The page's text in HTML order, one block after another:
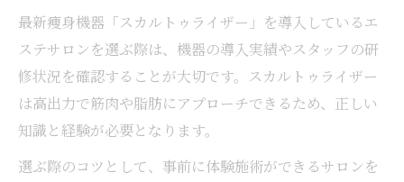
最新痩身機器「スカルトゥライザー」を導入しているエ
ステサロンを選ぶ際は、機器の導入実績やスタッフの研
修状況を確認することが大切です。スカルトゥライザー
は高出力で筋肉や脂肪にアプローチできるため、正しい
知識と経験が必要となります。
選ぶ際のコツとして、事前に体験施術ができるサロンを